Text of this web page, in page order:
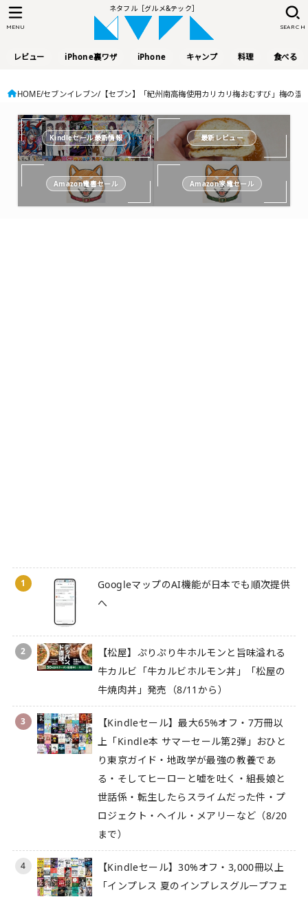
ネタフル［グルメ&テック］
レビュー iPhone裏ワザ iPhone キャンプ 料理 食べる
SEARCH
MENU
HOME セブンイレブン 【セブン】「紀州南高梅使用カリカリ梅おむすび」梅の
Kindleセール最新情報 最新レビュー
Amazon電書セール Amazon家電セール
1
GoogleマップのAI機能が日本でも順次提供
へ
2
【松屋】ぷりぷり牛ホルモンと旨味溢れる
牛カルビ「牛カルビホルモン丼」「松屋の
牛焼肉丼」発売（8/11から）
3
【Kindleセール】最大65%オフ・7万冊以
上「Kindle本 サマーセール第2弾」おひと
り東京ガイド・地政学が最強の教養であ
る・そしてヒーローと嘘を吐く・組長娘と
世話係・転生したらスライムだった件・プ
ロジェクト・ヘイル・メアリーなど（8/20
まで）
4
【Kindleセール】30%オフ・3,000冊以上
「インプレス 夏のインプレスグループフェ